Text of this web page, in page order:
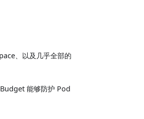
、以及几乎全部的
能够防护 Pod